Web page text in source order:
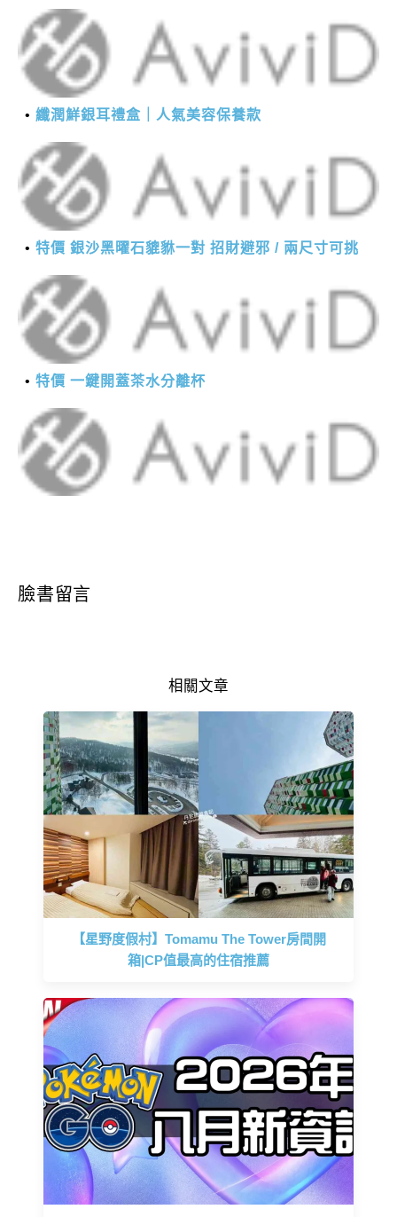
纖潤鮮銀耳禮盒｜人氣美容保養款
特價 銀沙黑曜石貔貅一對 招財避邪 / 兩尺寸可挑
特價 一鍵開蓋茶水分離杯
臉書留言
相關文章
【星野度假村】Tomamu The Tower房間開
箱|CP值最高的住宿推薦